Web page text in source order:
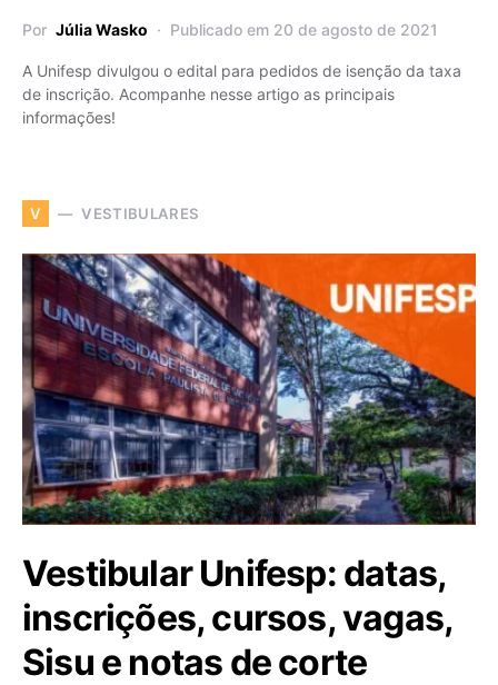
Por Júlia Wasko Publicado em 20 de agosto de 2021
A Unifesp divulgou o edital para pedidos de isenção da taxa
de inscrição. Acompanhe nesse artigo as principais
informações!
V VESTIBULARES
Vestibular Unifesp: datas,
inscrições, cursos, vagas,
Sisu e notas de corte